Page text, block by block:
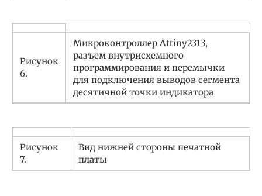
Рисунок
6.
Микроконтроллер Attiny2313,
разъем внутрисхемного
программирования и перемычки
для подключения выводов сегмента
десятичной точки индикатора
Рисунок
7.
Вид нижней стороны печатной
платы